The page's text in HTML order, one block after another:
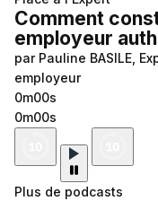
Comment
employeur
par Pauline BASILE,
employeur
0m00s
0m00s
Plus de podcasts